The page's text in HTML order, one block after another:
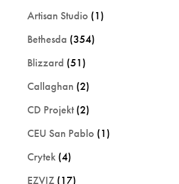
Artisan Studio (1)
Bethesda (354)
Blizzard (51)
Callaghan (2)
CD Projekt(2)
CEU San Pablo (1)
Crytek(4)
EZVIZ(17)